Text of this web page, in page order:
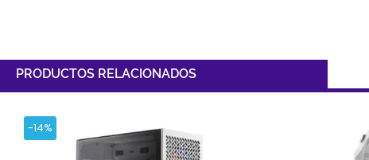
PRODUCTOS RELACIONADOS
-14%